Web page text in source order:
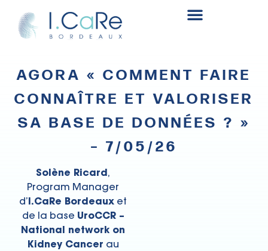
AGORA « COMMENT FAIRE
CONNAÎTRE ET VALORISER
SA BASE DE DONNÉES ? »
– 7/05/26
Solène Ricard,
Program Manager
d’I.CaRe Bordeaux et
de la base UroCCR –
National network on
Kidney Cancer au